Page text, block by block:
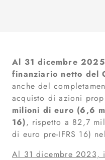
Al 31 dicembre
finanziario netto del
anche del
acquisto di azioni
milioni di euro (6,6
16), rispetto a 82,7
di euro pre-IFRS 16)
Al 31 dicembre 2023,